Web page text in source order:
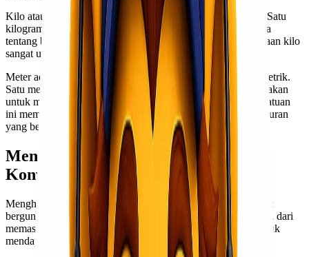
Kilo atau kilogram adalah satuan berat dalam sistem metrik. Satu
kilogram setara dengan seribu gram (g). Ketika kita berbicara
tentang bahan makanan atau benda-benda lainnya, penggunaan kilo
sangat umum di pasar sehari-hari.
Meter adalah dasar dari pengukuran panjang dalam sistem metrik.
Satu meter terdiri dari seratus sentimeter (cm) dan bisa digunakan
untuk mengukur jarak antara dua titik secara akurat. Setiap satuan
ini memiliki perannya masing-masing dalam konteks pengukuran
yang berbeda-beda.
Mengapa Penting untuk Menghitung
Konversi Satuan?
Menghitung konversi satuan adalah keterampilan yang sangat
berguna dalam kehidupan sehari-hari. Banyak aktivitas, mulai dari
memasak hingga konstruksi, memerlukan akurasi ukuran untuk
mendapatkan hasil yang optimal.